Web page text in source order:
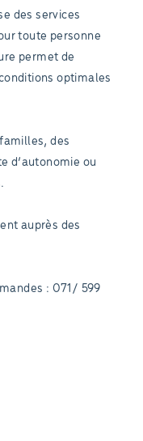
des services
toute personne
permet de
optimales
des
d’autonomie ou
auprès des
: 071/ 599